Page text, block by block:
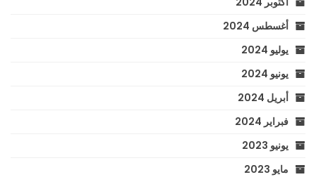
أغسطس 2024
يوليو 2024
يونيو 2024
أبريل 2024
فبراير 2024
يونيو 2023
مايو 2023